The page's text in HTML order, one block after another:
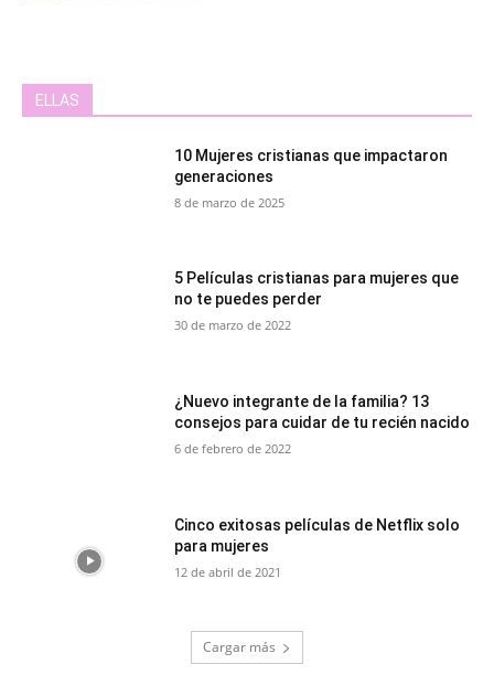
ELLAS
10 Mujeres cristianas que impactaron
generaciones
8 de marzo de 2025
5 Películas cristianas para mujeres que
no te puedes perder
30 de marzo de 2022
¿Nuevo integrante de la familia? 13
consejos para cuidar de tu recién nacido
6 de febrero de 2022
Cinco exitosas películas de Netflix solo
para mujeres
12 de abril de 2021
Cargar más